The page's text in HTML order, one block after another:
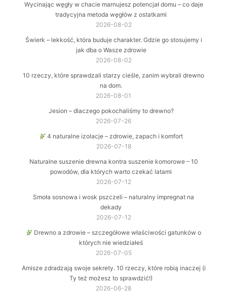
Wycinając węgły w chacie marnujesz potencjał domu – co daje
tradycyjna metoda węgłów z ostatkami
2026-08-02
Świerk – lekkość, która buduje charakter. Gdzie go stosujemy i
jak dba o Wasze zdrowie
2026-08-02
10 rzeczy, które sprawdzali starzy cieśle, zanim wybrali drewno
na dom.
2026-08-01
Jesion – dlaczego pokochaliśmy to drewno?
2026-07-26
4 naturalne izolacje – zdrowie, zapach i komfort
2026-07-18
Naturalne suszenie drewna kontra suszenie komorowe – 10
powodów, dla których warto czekać latami
2026-07-12
Smoła sosnowa i wosk pszczeli – naturalny impregnat na
dekady
2026-07-12
Drewno a zdrowie – szczegółowe właściwości gatunków o
których nie wiedziałeś
2026-07-05
Amisze zdradzają swoje sekrety. 10 rzeczy, które robią inaczej (i
Ty też możesz to sprawdzić!)
2026-06-28